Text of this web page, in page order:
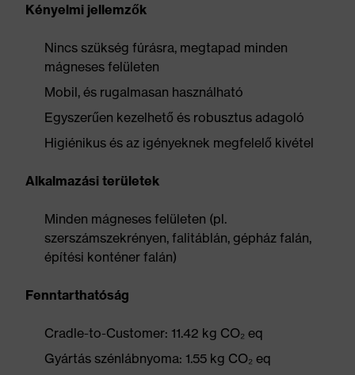
Kényelmi jellemzők
Nincs szükség fúrásra, megtapad minden
mágneses felületen
Mobil, és rugalmasan használható
Egyszerűen kezelhető és robusztus adagoló
Higiénikus és az igényeknek megfelelő kivétel
Alkalmazási területek
Minden mágneses felületen (pl.
szerszámszekrényen, falitáblán, gépház falán,
építési konténer falán)
Fenntarthatóság
Cradle-to-Customer: 11.42 kg CO₂ eq
Gyártás szénlábnyoma: 1.55 kg CO₂ eq